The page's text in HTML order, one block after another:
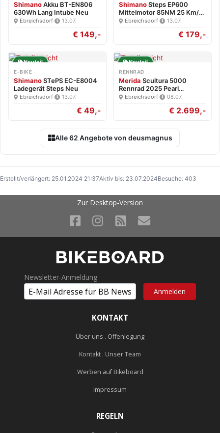
ShimanoAkku BT-EN806
630Wh Lang Intube Neu
Ebreichsdorf· 13.07.
€ 149,-
ShimanoSteps EP600
Mittelmotor 85NM 25 Km/h
NeuEbreichsdorf· 13.07.
€ 179,-
Neuteil
E-BIKE
ShimanoSTePS EC-E8004
Ladegerät Steps Neu
Ebreichsdorf· 13.07.
€ 49,-
Neuteil
RENNRAD
Merida Scultura 5000
Rennrad 2025 Pearl
White/Blk…
Ebreichsdorf· 08.07.
€ 2.699,-
Alle 62 Angebote von deusmagnus
Erstellt/verlängert: 25.01.2024 21:37Aktiv bis: 23.07.2024Besuche: 403
Zur Desktop-Version
Newsletter-Anmeldung
KONTAKT
Über uns . Offenlegung
Kontakt . Unser Team
Werben auf Bikeboard
Impressum
REGELN